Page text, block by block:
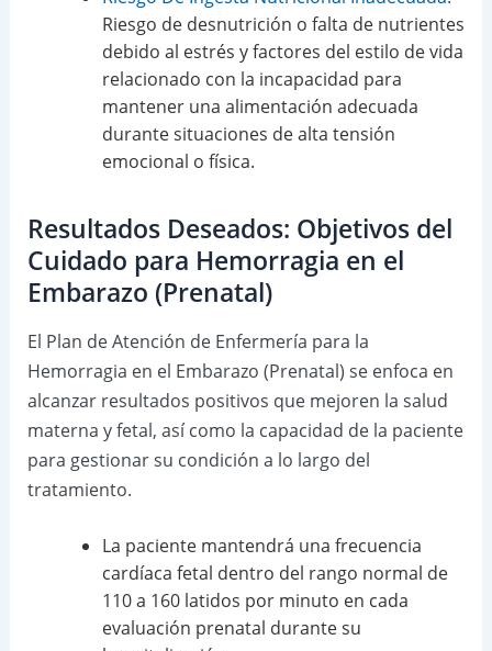
Riesgo de desnutrición o falta de nutrientes
debido al estrés y factores del estilo de vida
relacionado con la incapacidad para
mantener una alimentación adecuada
durante situaciones de alta tensión
emocional o física.
Resultados Deseados: Objetivos del
Cuidado para Hemorragia en el
Embarazo (Prenatal)
El Plan de Atención de Enfermería para la
Hemorragia en el Embarazo (Prenatal) se enfoca en
alcanzar resultados positivos que mejoren la salud
materna y fetal, así como la capacidad de la paciente
para gestionar su condición a lo largo del
tratamiento.
La paciente mantendrá una frecuencia
cardíaca fetal dentro del rango normal de
110 a 160 latidos por minuto en cada
evaluación prenatal durante su